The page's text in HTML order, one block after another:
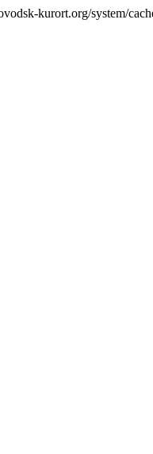
kurort.org/system/